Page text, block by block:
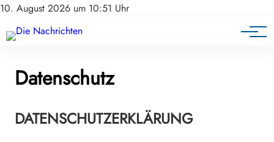
10. August 2026 um 10:51 Uhr
Datenschutz
DATENSCHUTZERKLÄRUNG